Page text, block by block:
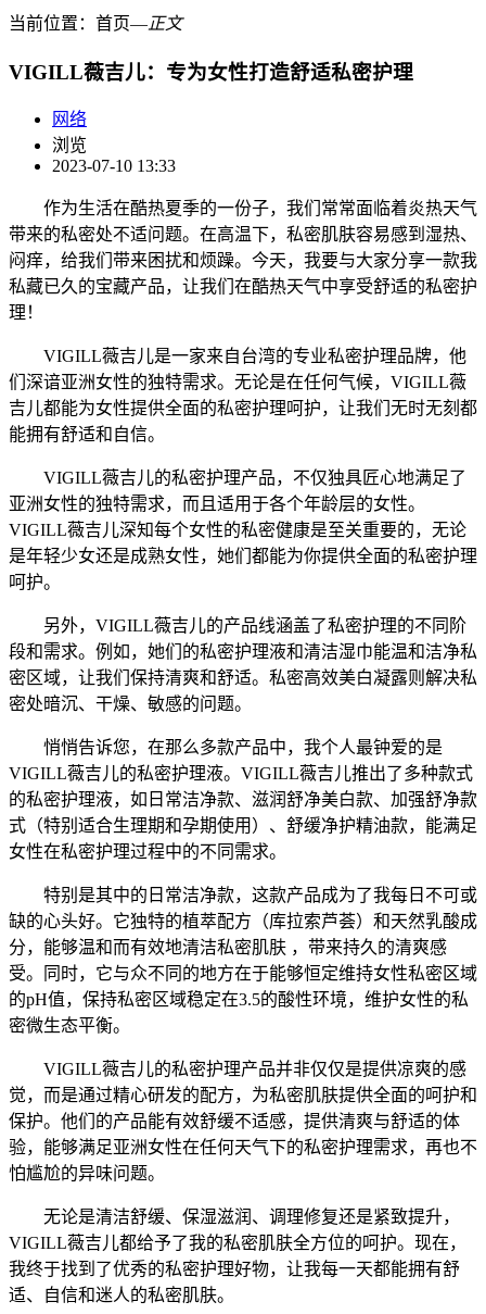
当前位置： 首页―正文
VIGILL薇吉儿：专为女性打造舒适私密护理
网络
浏览
2023-07-10 13:33
作为生活在酷热夏季的一份子，我们常常面临着炎热天气
带来的私密处不适问题。在高温下，私密肌肤容易感到湿热、
闷痒，给我们带来困扰和烦躁。今天，我要与大家分享一款我
私藏已久的宝藏产品，让我们在酷热天气中享受舒适的私密护
理！
VIGILL薇吉儿是一家来自台湾的专业私密护理品牌，他
们深谙亚洲女性的独特需求。无论是在任何气候，VIGILL薇
吉儿都能为女性提供全面的私密护理呵护，让我们无时无刻都
能拥有舒适和自信。
VIGILL薇吉儿的私密护理产品，不仅独具匠心地满足了
亚洲女性的独特需求，而且适用于各个年龄层的女性。
VIGILL薇吉儿深知每个女性的私密健康是至关重要的，无论
是年轻少女还是成熟女性，她们都能为你提供全面的私密护理
呵护。
另外，VIGILL薇吉儿的产品线涵盖了私密护理的不同阶
段和需求。例如，她们的私密护理液和清洁湿巾能温和洁净私
密区域，让我们保持清爽和舒适。私密高效美白凝露则解决私
密处暗沉、干燥、敏感的问题。
悄悄告诉您，在那么多款产品中，我个人最钟爱的是
VIGILL薇吉儿的私密护理液。VIGILL薇吉儿推出了多种款式
的私密护理液，如日常洁净款、滋润舒净美白款、加强舒净款
式（特别适合生理期和孕期使用）、舒缓净护精油款，能满足
女性在私密护理过程中的不同需求。
特别是其中的日常洁净款，这款产品成为了我每日不可或
缺的心头好。它独特的植萃配方（库拉索芦荟）和天然乳酸成
分，能够温和而有效地清洁私密肌肤 ，带来持久的清爽感
受。同时，它与众不同的地方在于能够恒定维持女性私密区域
的pH值，保持私密区域稳定在3.5的酸性环境，维护女性的私
密微生态平衡。
VIGILL薇吉儿的私密护理产品并非仅仅是提供凉爽的感
觉，而是通过精心研发的配方，为私密肌肤提供全面的呵护和
保护。他们的产品能有效舒缓不适感，提供清爽与舒适的体
验，能够满足亚洲女性在任何天气下的私密护理需求，再也不
怕尴尬的异味问题。
无论是清洁舒缓、保湿滋润、调理修复还是紧致提升，
VIGILL薇吉儿都给予了我的私密肌肤全方位的呵护。现在，
我终于找到了优秀的私密护理好物，让我每一天都能拥有舒
适、自信和迷人的私密肌肤。